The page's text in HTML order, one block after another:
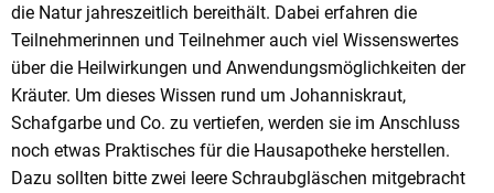
die Natur jahreszeitlich bereithält. Dabei erfahren die
Teilnehmerinnen und Teilnehmer auch viel Wissenswertes
über die Heilwirkungen und Anwendungsmöglichkeiten der
Kräuter. Um dieses Wissen rund um Johanniskraut,
Schafgarbe und Co. zu vertiefen, werden sie im Anschluss
noch etwas Praktisches für die Hausapotheke herstellen.
Dazu sollten bitte zwei leere Schraubgläschen mitgebracht